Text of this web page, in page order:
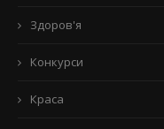
Здоров'я
Конкурси
Краса